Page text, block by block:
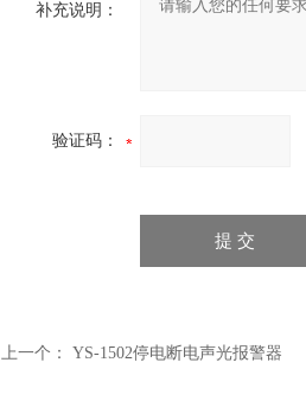
补充说明：
验证码：
上一个： YS-1502停电断电声光报警器